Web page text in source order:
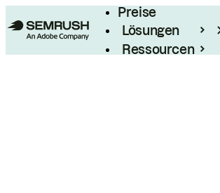
Preise
Lösungen
Ressourcen